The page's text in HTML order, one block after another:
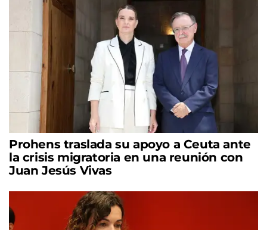
Prohens traslada su apoyo a Ceuta ante
la crisis migratoria en una reunión con
Juan Jesús Vivas